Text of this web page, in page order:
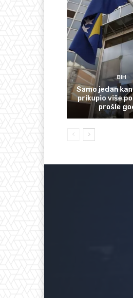
BIH
Samo jedan
prikupio više
prošle